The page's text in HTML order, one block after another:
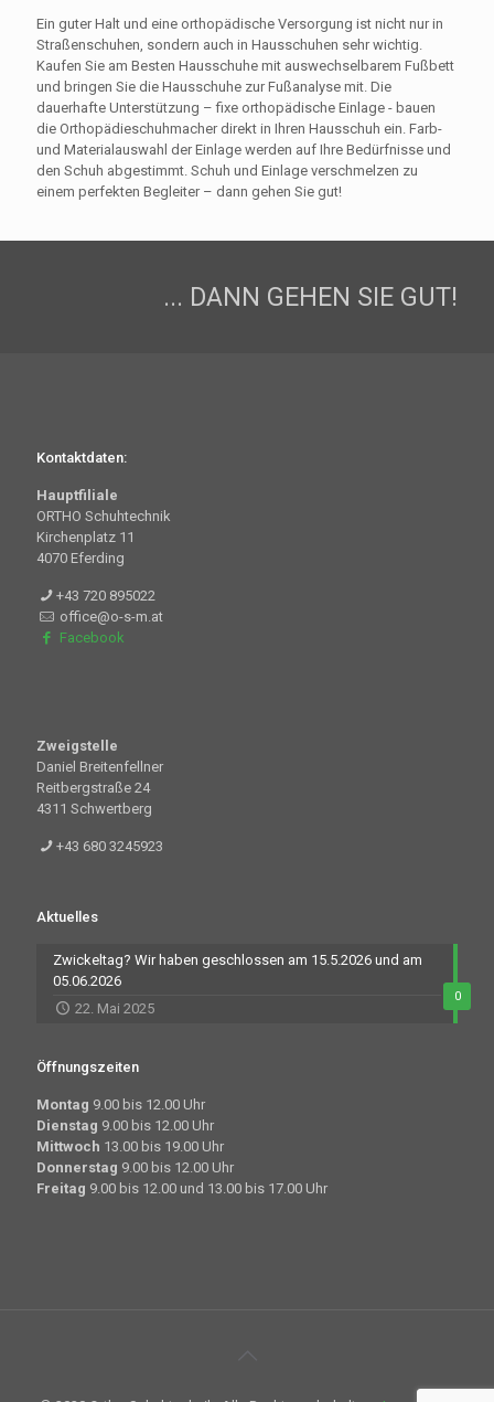
Ein guter Halt und eine orthopädische Versorgung ist nicht nur in
Straßenschuhen, sondern auch in Hausschuhen sehr wichtig.
Kaufen Sie am Besten Hausschuhe mit auswechselbarem Fußbett
und bringen Sie die Hausschuhe zur Fußanalyse mit. Die
dauerhafte Unterstützung – fixe orthopädische Einlage - bauen
die Orthopädieschuhmacher direkt in Ihren Hausschuh ein. Farb-
und Materialauswahl der Einlage werden auf Ihre Bedürfnisse und
den Schuh abgestimmt. Schuh und Einlage verschmelzen zu
einem perfekten Begleiter – dann gehen Sie gut!
... DANN GEHEN SIE GUT!
Kontaktdaten:
Hauptfiliale
ORTHO Schuhtechnik
Kirchenplatz 11
4070 Eferding
+43 720 895022
office@o-s-m.at
Facebook
Zweigstelle
Daniel Breitenfellner
Reitbergstraße 24
4311 Schwertberg
+43 680 3245923
Aktuelles
0
Zwickeltag? Wir haben geschlossen am 15.5.2026 und am
05.06.2026
22. Mai 2025
Öffnungszeiten
Montag 9.00 bis 12.00 Uhr
Dienstag 9.00 bis 12.00 Uhr
Mittwoch 13.00 bis 19.00 Uhr
Donnerstag 9.00 bis 12.00 Uhr
Freitag 9.00 bis 12.00 und 13.00 bis 17.00 Uhr